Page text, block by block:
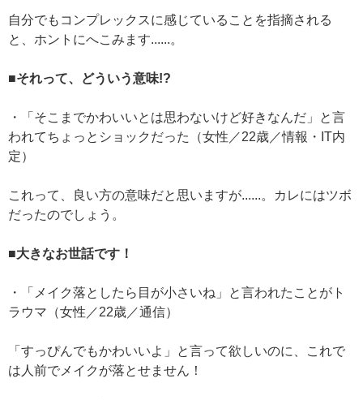
自分でもコンプレックスに感じていることを指摘される
と、ホントにへこみます......。
■それって、どういう意味!?
・「そこまでかわいいとは思わないけど好きなんだ」と言
われてちょっとショックだった（女性／22歳／情報・IT内
定）
これって、良い方の意味だと思いますが......。カレにはツボ
だったのでしょう。
■大きなお世話です！
・「メイク落としたら目が小さいね」と言われたことがト
ラウマ（女性／22歳／通信）
「すっぴんでもかわいいよ」と言って欲しいのに、これで
は人前でメイクが落とせません！